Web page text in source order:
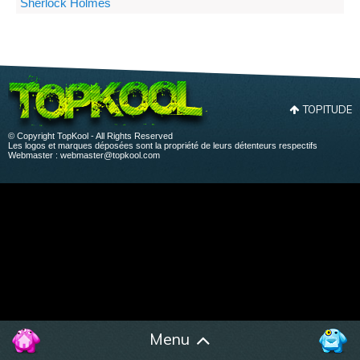
Menu
Sherlock Holmes
TOPITUDE
© Copyright TopKool - All Rights Reserved
Les logos et marques déposées sont la propriété de leurs détenteurs respectifs
Webmaster : webmaster@topkool.com